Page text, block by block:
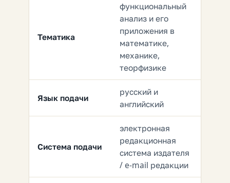
Тематика
функциональный
анализ и его
приложения в
математике,
механике,
теорфизике
Язык подачи
русский и
английский
Система подачи
электронная
редакционная
система издателя
/ e-mail редакции